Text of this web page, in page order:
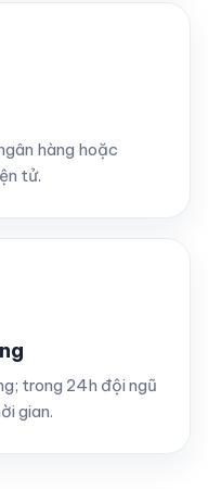
hàng hoặc
tử.
trong 24h đội ngũ
gian.